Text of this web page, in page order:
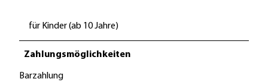
für Kinder (ab 10 Jahre)
Zahlungsmöglichkeiten
Barzahlung